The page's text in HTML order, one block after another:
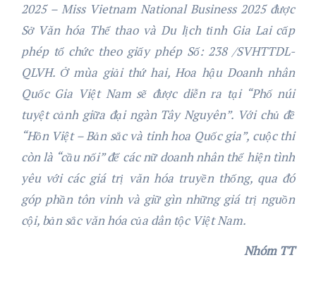
2025 – Miss Vietnam National Business 2025 được
Sở Văn hóa Thể thao và Du lịch tỉnh Gia Lai cấp
phép tổ chức theo giấy phép Số: 238 /SVHTTDL-
QLVH. Ở mùa giải thứ hai, Hoa hậu Doanh nhân
Quốc Gia Việt Nam sẽ được diễn ra tại “Phố núi
tuyệt cảnh giữa đại ngàn Tây Nguyên”. Với chủ đề
“Hồn Việt – Bản sắc và tinh hoa Quốc gia”, cuộc thi
còn là “cầu nối” để các nữ doanh nhân thể hiện tình
yêu với các giá trị văn hóa truyền thống, qua đó
góp phần tôn vinh và giữ gìn những giá trị nguồn
cội, bản sắc văn hóa của dân tộc Việt Nam.
Nhóm TT